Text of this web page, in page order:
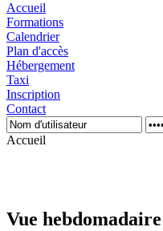
Accueil
Formations
Calendrier
Plan d'accès
Hébergement
Taxi
Inscription
Contact
Accueil
Vue hebdomadaire